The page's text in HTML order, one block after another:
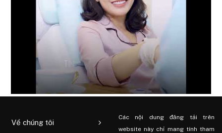
Về chúng tôi
Các nội dung đăng tải trên
website này chỉ mang tính tham